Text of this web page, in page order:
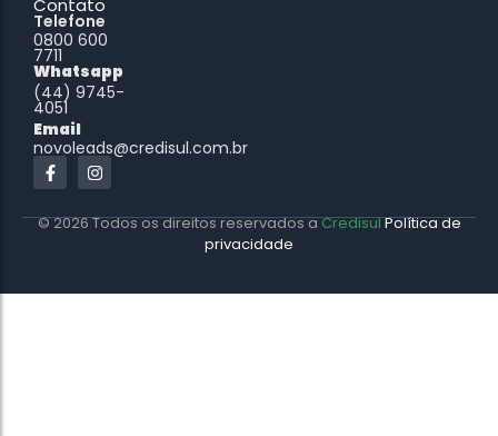
Contato
Telefone
0800 600
7711
Whatsapp
(44) 9745-
4051
Email
novoleads@credisul.com.br
© 2026 Todos os direitos reservados aCredisulPolítica de
privacidade